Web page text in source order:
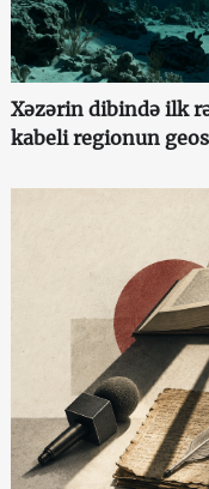
Xəzərin dibində ilk
kabeli regionun